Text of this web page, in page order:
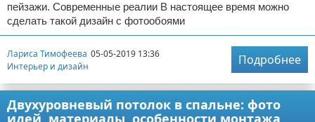
пейзажи. Современные реалии В настоящее время можно
сделать такой дизайн с фотообоями
Лариса Тимофеева 05-05-2019 13:36
Интерьер и дизайн
Подробнее
Двухуровневый потолок в спальне: фото
идей, материалы, особенности монтажа